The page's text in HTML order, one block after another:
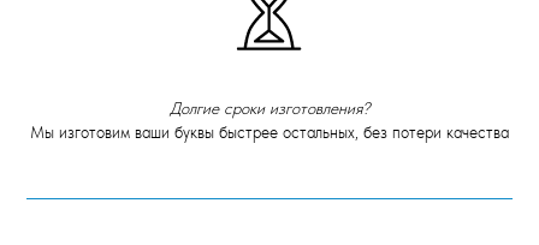
Долгие сроки изготовления?
Мы изготовим ваши буквы быстрее остальных, без потери качества